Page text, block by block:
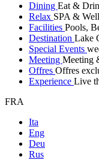
Dining Eat &
Relax SPA &
Facilities Pools,
Destination Lake
Special Events
Meeting Meeting
Offres Offres
Experience Live
FRA
Ita
Eng
Deu
Rus